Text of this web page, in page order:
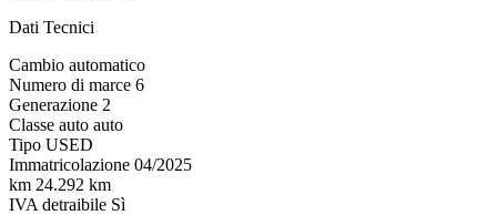
Dati Tecnici
Cambio automatico
Numero di marce 6
Generazione 2
Classe auto auto
Tipo USED
Immatricolazione 04/2025
km 24.292 km
IVA detraibile Sì